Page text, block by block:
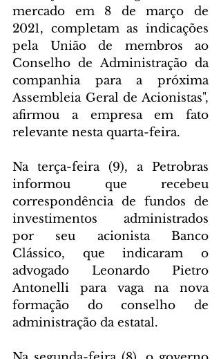
mercado em 8 de março de
2021, completam as indicações
pela União de membros ao
Conselho de Administração da
companhia para a próxima
Assembleia Geral de Acionistas",
afirmou a empresa em fato
relevante nesta quarta-feira.
Na terça-feira (9), a Petrobras
informou que recebeu
correspondência de fundos de
investimentos administrados
por seu acionista Banco
Clássico, que indicaram o
advogado Leonardo Pietro
Antonelli para vaga na nova
formação do conselho de
administração da estatal.